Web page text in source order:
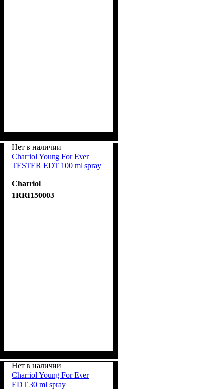
Нет в наличии
Charriol Young For Ever
TESTER EDT 100 ml spray
Charriol
1RRI150003
Нет в наличии
Charriol Young For Ever
EDT 30 ml spray